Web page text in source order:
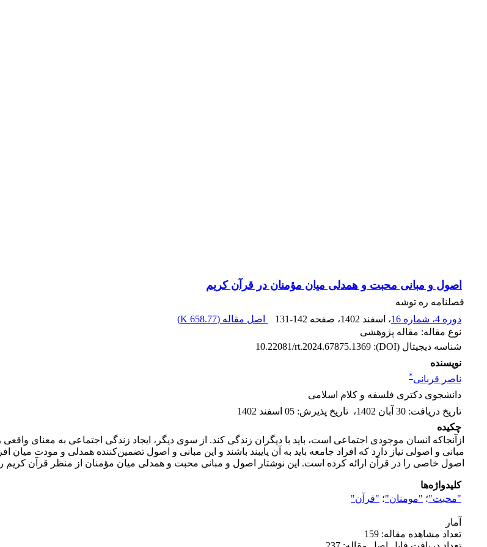
اصول و مبانی محبت و همدلی میان مؤمنان در قرآن کریم
فصلنامه ره توشه
دوره 4، شماره 16
، اسفند 1402 ، صفحه 131-142 اصل مقاله (658.77 K
)
نوع مقاله: مقاله پژوهشی
شناسه دیجیتال (DOI):
10.22081/rt.2024.67875.1369
نویسنده
ناصر قربانی*
دانشجوی دکتری فلسفه و کلام اسلامی
تاریخ دریافت: 30 آبان 1402 ، تاریخ پذیرش: 05 اسفند 1402
چکیده
ازآنجاکه انسان موجودی اجتماعی است، باید با دیگران زندگی کند. از سوی دیگر، ایجاد زندگی اجتماعی به معناى
مبانی و اصولی نیاز دارد که افراد جامعه باید به آن پایبند باشند و این مبانی و اصول تضمین‌کننده همدلی و مودت
اصول خاصی را در قرآن ارائه کرده است. این نوشتار اصول و مبانی محبت و همدلی میان مؤمنان از منظر قرآن کریم
کلیدواژه‌ها
"محبت"؛ "مومنان"؛ "قرآن"
آمار
تعداد مشاهده مقاله: 159